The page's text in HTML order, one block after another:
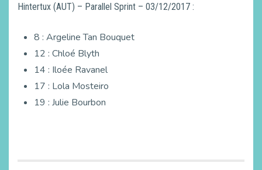
Hintertux (AUT) – Parallel Sprint – 03/12/2017 :
8 : Argeline Tan Bouquet
12 : Chloé Blyth
14 : Iloée Ravanel
17 : Lola Mosteiro
19 : Julie Bourbon